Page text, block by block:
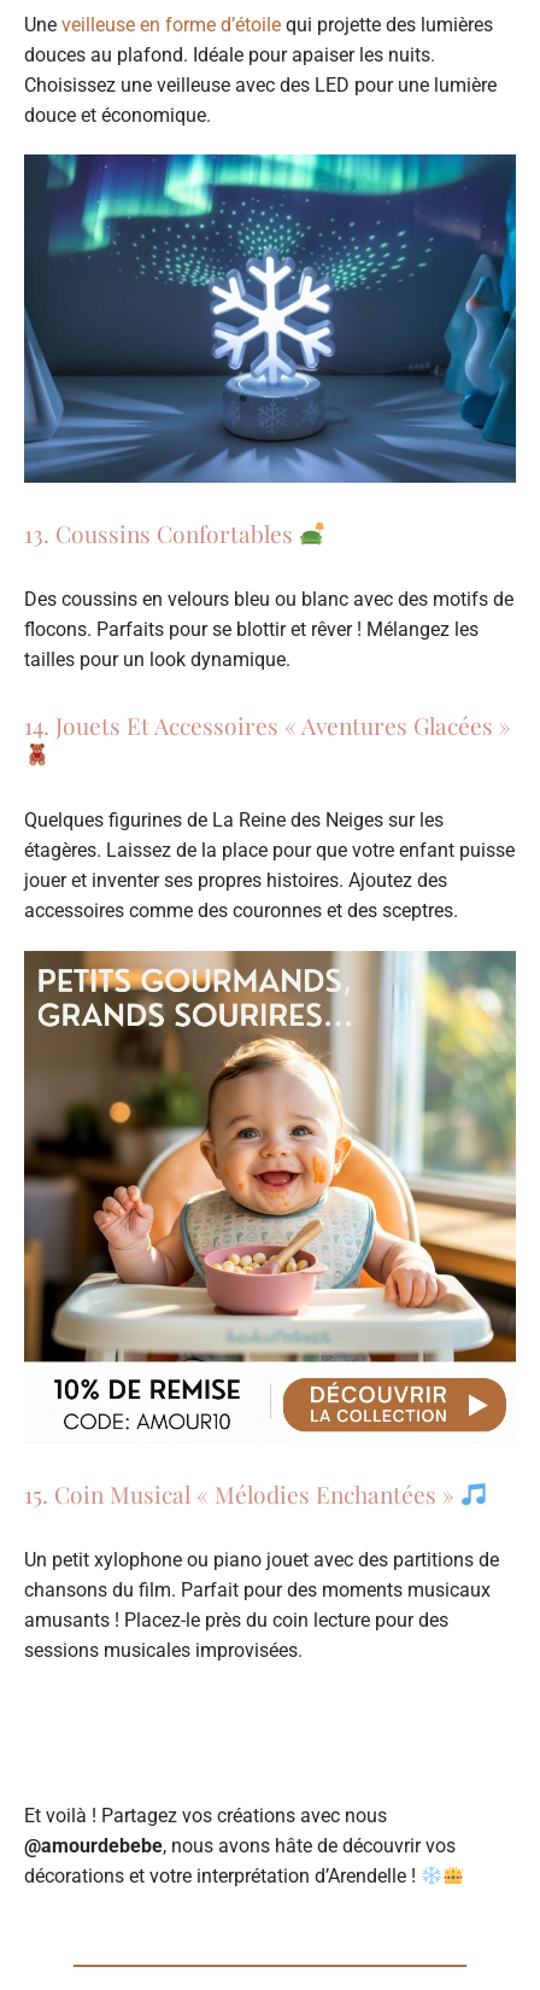
Une veilleuse en forme d’étoile qui projette des lumières
douces au plafond. Idéale pour apaiser les nuits.
Choisissez une veilleuse avec des LED pour une lumière
douce et économique.
13. Coussins Confortables
Des coussins en velours bleu ou blanc avec des motifs de
flocons. Parfaits pour se blottir et rêver ! Mélangez les
tailles pour un look dynamique.
14. Jouets Et Accessoires « Aventures Glacées »
Quelques figurines de La Reine des Neiges sur les
étagères. Laissez de la place pour que votre enfant puisse
jouer et inventer ses propres histoires. Ajoutez des
accessoires comme des couronnes et des sceptres.
15. Coin Musical « Mélodies Enchantées »
Un petit xylophone ou piano jouet avec des partitions de
chansons du film. Parfait pour des moments musicaux
amusants ! Placez-le près du coin lecture pour des
sessions musicales improvisées.
Et voilà ! Partagez vos créations avec nous
@amourdebebe, nous avons hâte de découvrir vos
décorations et votre interprétation d’Arendelle !